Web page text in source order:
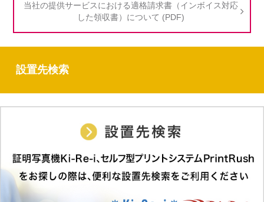
当社の提供サービスにおける適格請求書（インボイス対応
した領収書）について (PDF)
設置先検索